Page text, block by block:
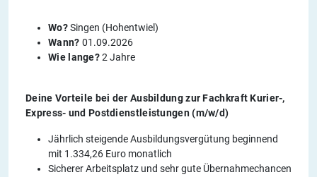
Wo?Singen (Hohentwiel)
Wann? 01.09.2026
Wie lange?2 Jahre
Deine Vorteile bei der Ausbildung zur Fachkraft Kurier-,
Express- und Postdienstleistungen (m/w/d)
Jährlich steigende Ausbildungsvergütung beginnend
mit 1.334,26 Euro monatlich
Sicherer Arbeitsplatz und sehr gute Übernahmechancen